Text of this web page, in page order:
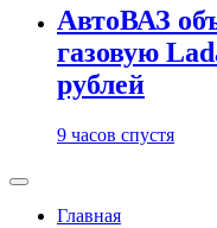
АвтоВАЗ
газовую
рублей
9 часов спустя
Главная